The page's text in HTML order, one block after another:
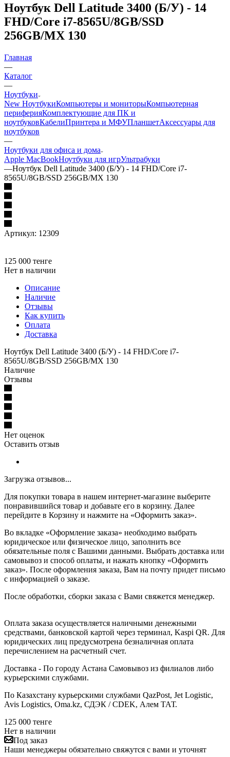
Ноутбук Dell Latitude 3400 (Б/У) - 14
FHD/Core i7-8565U/8GB/SSD
256GB/MX 130
Главная
—
Каталог
—
Ноутбуки
New НоутбукиКомпьютеры и мониторыКомпьютерная
периферияКомплектующие для ПК и
ноутбуковКабелиПринтера и МФУПланшетАксессуары для
ноутбуков
—
Ноутбуки для офиса и дома
Apple MacBookНоутбуки для игрУльтрабуки
—Ноутбук Dell Latitude 3400 (Б/У) - 14 FHD/Core i7-
8565U/8GB/SSD 256GB/MX 130
Артикул: 12309
125 000 тенге
Нет в наличии
Описание
Наличие
Отзывы
Как купить
Оплата
Доставка
Ноутбук Dell Latitude 3400 (Б/У) - 14 FHD/Core i7-
8565U/8GB/SSD 256GB/MX 130
Наличие
Отзывы
Нет оценок
Оставить отзыв
Загрузка отзывов...
Для покупки товара в нашем интернет-магазине выберите
понравившийся товар и добавьте его в корзину. Далее
перейдите в Корзину и нажмите на «Оформить заказ».
Во вкладке «Оформление заказа» необходимо выбрать
юридическое или физическое лицо, заполнить все
обязательные поля с Вашими данными. Выбрать доставка или
самовывоз и способ оплаты, и нажать кнопку «Оформить
заказ». После оформления заказа, Вам на почту придет письмо
с информацией о заказе.
После обработки, сборки заказа с Вами свяжется менеджер.
Оплата заказа осуществляется наличными денежными
средствами, банковской картой через терминал, Kaspi QR. Для
юридических лиц предусмотрена безналичная оплата
перечислением на расчетный счет.
Доставка - По городу Астана Самовывоз из филиалов либо
курьерскими службами.
По Казахстану курьерскими службами QazPost, Jet Logistic,
Avis Logistics, Oma.kz, СДЭК / CDEK, Алем ТАТ.
125 000 тенге
Нет в наличии
Под заказ
Наши менеджеры обязательно свяжутся с вами и уточнят